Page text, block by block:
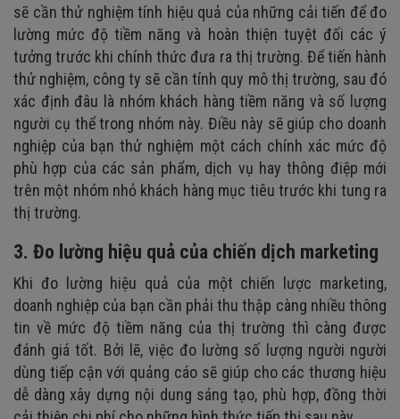
sẽ cần thử nghiệm tính hiệu quả của những cải tiến để đo
lường mức độ tiềm năng và hoàn thiện tuyệt đối các ý
tưởng trước khi chính thức đưa ra thị trường. Để tiến hành
thử nghiệm, công ty sẽ cần tính quy mô thị trường, sau đó
xác định đâu là nhóm khách hàng tiềm năng và số lượng
người cụ thể trong nhóm này. Điều này sẽ giúp cho doanh
nghiệp của bạn thử nghiệm một cách chính xác mức độ
phù hợp của các sản phẩm, dịch vụ hay thông điệp mới
trên một nhóm nhỏ khách hàng mục tiêu trước khi tung ra
thị trường.
3. Đo lường hiệu quả của chiến dịch marketing
Khi đo lường hiệu quả của một chiến lược marketing,
doanh nghiệp của bạn cần phải thu thập càng nhiều thông
tin về mức độ tiềm năng của thị trường thì càng được
đánh giá tốt. Bởi lẽ, việc đo lường số lượng người người
dùng tiếp cận với quảng cáo sẽ giúp cho các thương hiệu
dễ dàng xây dựng nội dung sáng tạo, phù hợp, đồng thời